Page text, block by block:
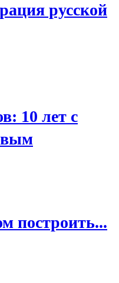
русской
10 лет с
построить...